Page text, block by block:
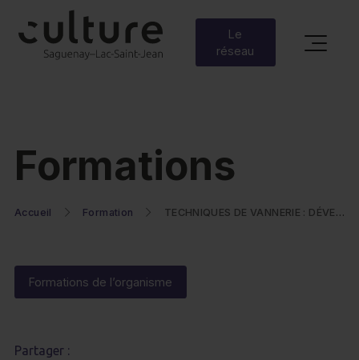
Le
réseau
Formations
Accueil Formation TECHNIQUES DE VANNERIE : DÉVELOPPEMENT DE COMPÉTENCES ANCESTRALES
Formations de l’organisme
Partager :